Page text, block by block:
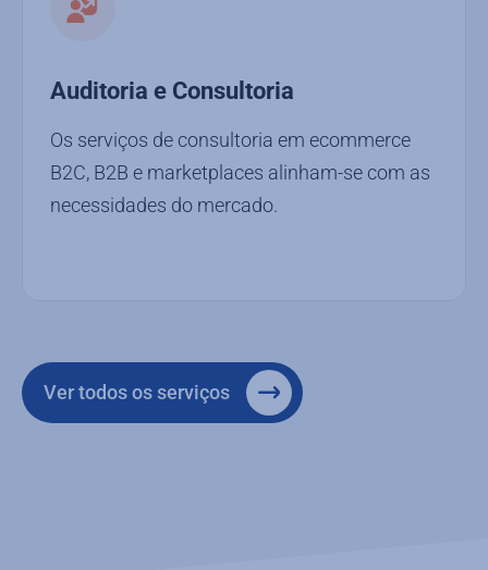
Auditoria e Consultoria
Os serviços de consultoria em ecommerce
B2C, B2B e marketplaces alinham-se com as
necessidades do mercado.
Ver todos os serviços